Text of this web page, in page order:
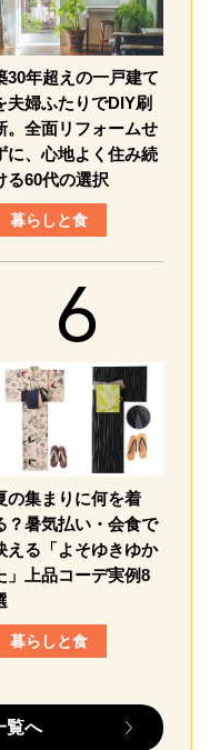
30年超えの一戸建て
夫婦ふたりでDIY刷
。全面リフォームせ
に、心地よく住み続
る60代の選択
暮らしと食
の集まりに何を着
？暑気払い・会食で
える「よそゆきゆか
」上品コーデ実例8
暮らしと食
覧へ